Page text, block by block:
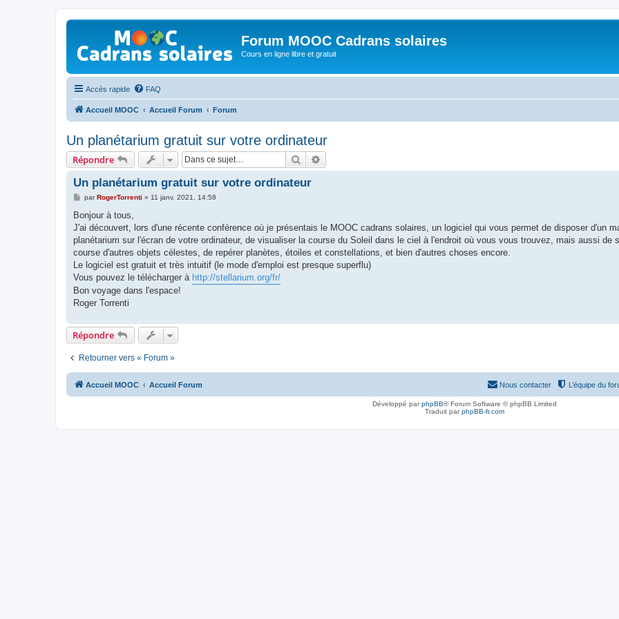
Forum MOOC Cadrans solaires
Cours en ligne libre et gratuit
Accès rapide FAQ
Accueil MOOC Accueil Forum Forum
Un planétarium gratuit sur votre ordinateur
Répondre Rechercher
Un planétarium gratuit sur votre ordinateur
M
s
a
g
parRogerTorrenti » 11 janv. 2021, 14:58
Bonjour à tous,
J'ai découvert, lors d'une récente conférence où je présentais le MOOC cadrans solaires, un logiciel qui vous permet de disposer d'un
planétarium sur l'écran de votre ordinateur, de visualiser la course du Soleil dans le ciel à l'endroit où vous vous trouvez, mais aussi de
course d'autres objets célestes, de repérer planètes, étoiles et constellations, et bien d'autres choses encore.
Le logiciel est gratuit et très intuitif (le mode d'emploi est presque superflu)
Vous pouvez le télécharger à http://stellarium.org/fr/
Bon voyage dans l'espace!
Roger Torrenti
Répondre
Retourner vers « Forum »
Accueil MOOC Accueil Forum L’équipe du
Nous contacter
Développé parphpBB® Forum Software © phpBB Limited
Traduit parphpBB-fr.com